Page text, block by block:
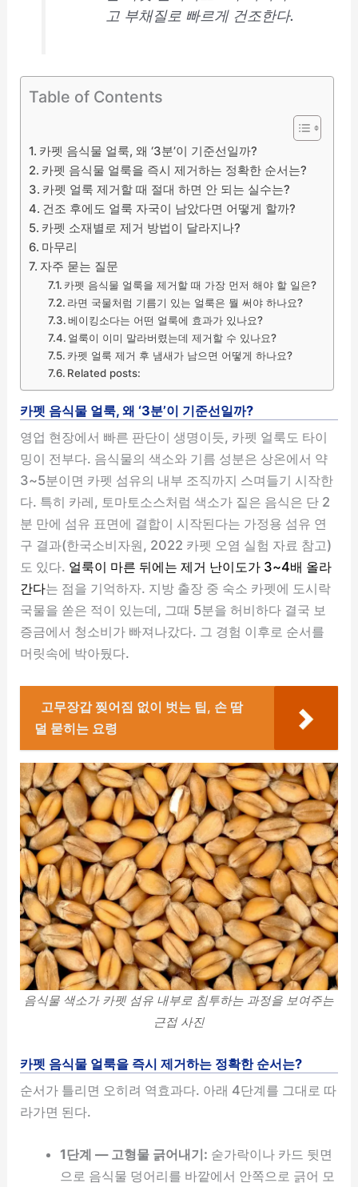
고 부채질로 빠르게 건조한다.
Table of Contents
카펫 음식물 얼룩, 왜 ‘3분’이 기준선일까?
카펫 음식물 얼룩을 즉시 제거하는 정확한 순서는?
카펫 얼룩 제거할 때 절대 하면 안 되는 실수는?
건조 후에도 얼룩 자국이 남았다면 어떻게 할까?
카펫 소재별로 제거 방법이 달라지나?
마무리
자주 묻는 질문
카펫 음식물 얼룩을 제거할 때 가장 먼저 해야 할 일은?
라면 국물처럼 기름기 있는 얼룩은 뭘 써야 하나요?
베이킹소다는 어떤 얼룩에 효과가 있나요?
얼룩이 이미 말라버렸는데 제거할 수 있나요?
카펫 얼룩 제거 후 냄새가 남으면 어떻게 하나요?
Related posts:
카펫 음식물 얼룩, 왜 ‘3분’이 기준선일까?
영업 현장에서 빠른 판단이 생명이듯, 카펫 얼룩도 타이
밍이 전부다. 음식물의 색소와 기름 성분은 상온에서 약
3~5분이면 카펫 섬유의 내부 조직까지 스며들기 시작한
다. 특히 카레, 토마토소스처럼 색소가 짙은 음식은 단 2
분 만에 섬유 표면에 결합이 시작된다는 가정용 섬유 연
구 결과(한국소비자원, 2022 카펫 오염 실험 자료 참고)
도 있다. 얼룩이 마른 뒤에는 제거 난이도가 3~4배 올라
간다는 점을 기억하자. 지방 출장 중 숙소 카펫에 도시락
국물을 쏟은 적이 있는데, 그때 5분을 허비하다 결국 보
증금에서 청소비가 빠져나갔다. 그 경험 이후로 순서를
머릿속에 박아뒀다.
고무장갑 찢어짐 없이 벗는 팁, 손 땀
덜 묻히는 요령
음식물 색소가 카펫 섬유 내부로 침투하는 과정을 보여주는
근접 사진
카펫 음식물 얼룩을 즉시 제거하는 정확한 순서는?
순서가 틀리면 오히려 역효과다. 아래 4단계를 그대로 따
라가면 된다.
1단계 — 고형물 긁어내기: 숟가락이나 카드 뒷면
으로 음식물 덩어리를 바깥에서 안쪽으로 긁어 모